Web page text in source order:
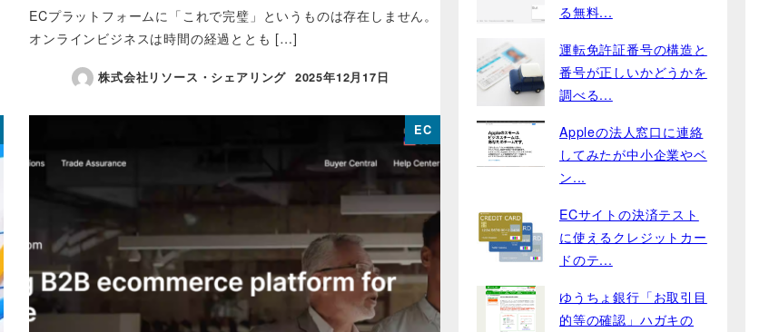
ECプラットフォームに「これで完璧」というものは存在しません。
オンラインビジネスは時間の経過ととも […]
株式会社リソース・シェアリング
投稿日
2025年12月17日
EC
る無料...
運転免許証番号の構造と
番号が正しいかどうかを
調べる...
Appleの法人窓口に連絡
してみたが中小企業やベ
ン...
ECサイトの決済テスト
に使えるクレジットカー
ドのテ...
ゆうちょ銀行「お取引目
的等の確認」ハガキの